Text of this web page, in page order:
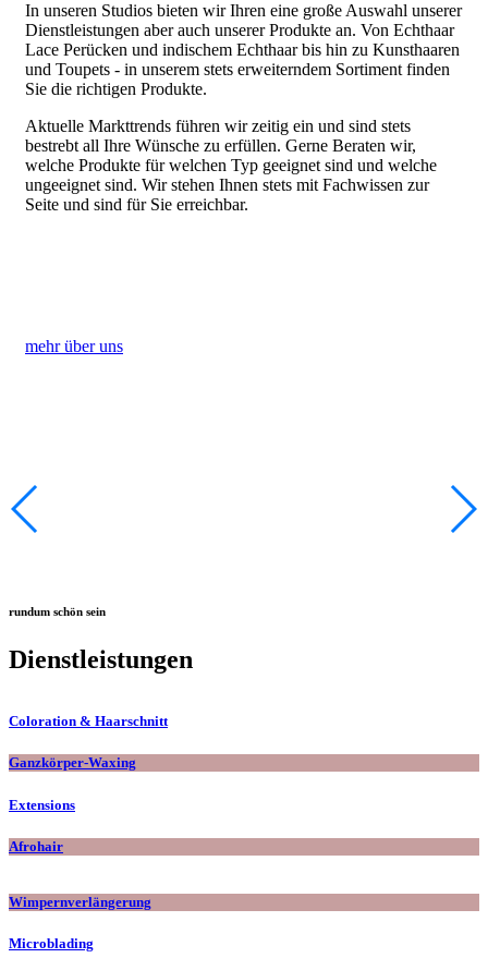
In unseren Studios bieten wir Ihren eine große Auswahl unserer
Dienstleistungen aber auch unserer Produkte an. Von Echthaar
Lace Perücken und indischem Echthaar bis hin zu Kunsthaaren
und Toupets - in unserem stets erweiterndem Sortiment finden
Sie die richtigen Produkte.
Aktuelle Markttrends führen wir zeitig ein und sind stets
bestrebt all Ihre Wünsche zu erfüllen. Gerne Beraten wir,
welche Produkte für welchen Typ geeignet sind und welche
ungeeignet sind. Wir stehen Ihnen stets mit Fachwissen zur
Seite und sind für Sie erreichbar.
mehr über uns
rundum schön sein
Dienstleistungen
Coloration & Haarschnitt
Ganzkörper-Waxing
Extensions
Afrohair
Wimpernverlängerung
Microblading